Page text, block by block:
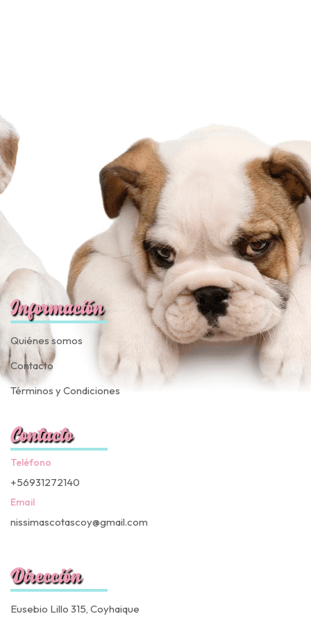
Información
Quiénes somos
Contacto
Términos y Condiciones
Contacto
Teléfono
+56931272140
Email
nissimascotascoy@gmail.com
Dirección
Eusebio Lillo 315, Coyhaique